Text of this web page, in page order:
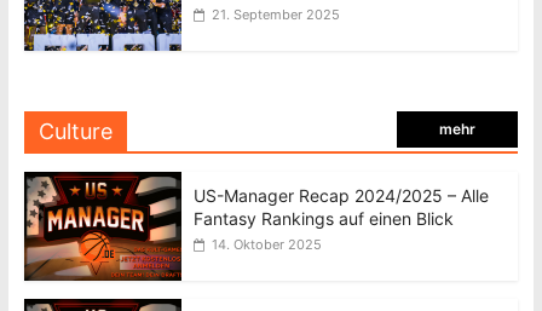
21. September 2025
Culture mehr
US-Manager Recap 2024/2025 – Alle
Fantasy Rankings auf einen Blick
14. Oktober 2025